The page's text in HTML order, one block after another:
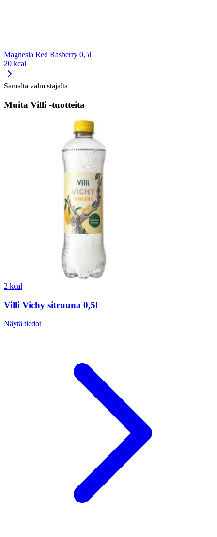
Magnesia Red Rasberry 0,5l
20 kcal
Samalta valmistajalta
Muita Villi -tuotteita
2 kcal
Villi Vichy sitruuna 0,5l
Näytä tiedot